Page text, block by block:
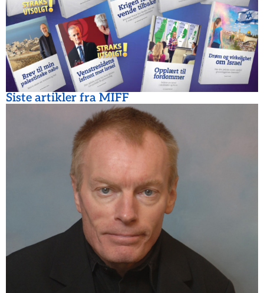
Siste artikler fra MIFF